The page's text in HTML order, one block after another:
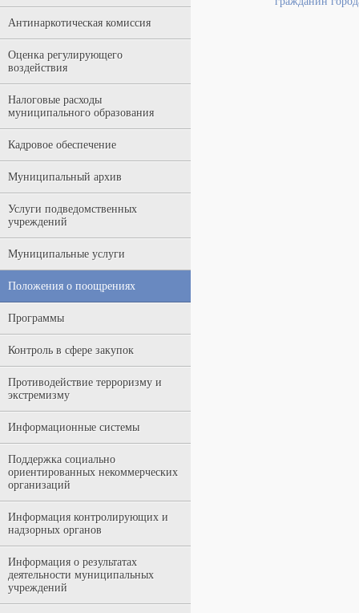
Антинаркотическая комиссия
Оценка регулирующего
воздействия
Налоговые расходы
муниципального образования
Кадровое обеспечение
Муниципальный архив
Услуги подведомственных
учреждений
Муниципальные услуги
Положения о поощрениях
Программы
Контроль в сфере закупок
Противодействие терроризму и
экстремизму
Информационные системы
Поддержка социально
ориентированных некоммерческих
организаций
Информация контролирующих и
надзорных органов
Информация о результатах
деятельности муниципальных
учреждений